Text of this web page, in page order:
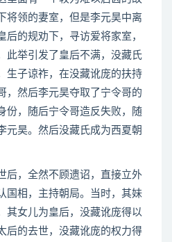
将领的妻室，但是李元昊中离
后的规劝下，寻访爱将家室，
此举引发了皇后不满，没藏氏
生子谅祚，在没藏讹庞的扶持
，然后李元昊夺取了宁令哥的
份，随后宁令哥造反失败，随
元昊。然后没藏氏成为西夏朝
，全然不顾遗诏，直接立外
国相，主持朝局。当时，其妹
其女儿为皇后，没藏讹庞得以
后的去世，没藏讹庞的权力得